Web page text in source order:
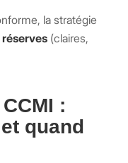
la stratégie
(claires,
:
quand